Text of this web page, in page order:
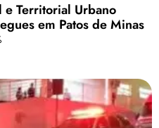
e Territorial Urbano
em Patos de Minas